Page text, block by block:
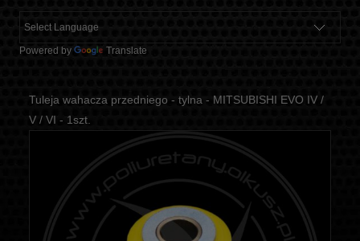
Powered by Translate
Tuleja wahacza przedniego - tylna - MITSUBISHI EVO IV /
V / VI - 1szt.